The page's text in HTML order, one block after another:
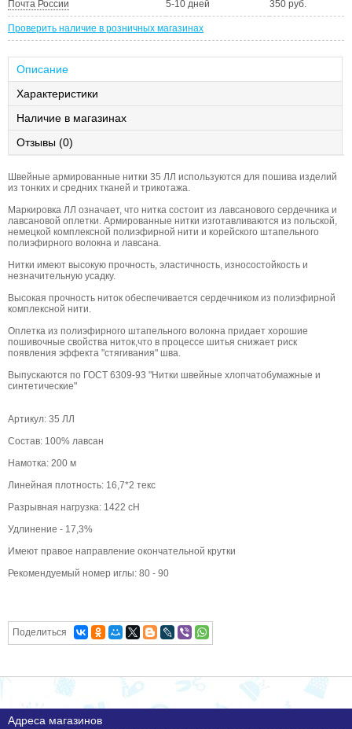
Почта России 5-10 дней 350 руб.
Проверить наличие в розничных магазинах
Описание
Характеристики
Наличие в магазинах
Отзывы (0)
Швейные армированные нитки 35 ЛЛ используются для пошива изделий
из тонких и средних тканей и трикотажа.
Маркировка ЛЛ означает, что нитка состоит из лавсанового сердечника и
лавсановой оплетки. Армированные нитки изготавливаются из польской,
немецкой комплексной полиэфирной нити и корейского штапельного
полиэфирного волокна и лавсана.
Нитки имеют высокую прочность, эластичность, износостойкость и
незначительную усадку.
Высокая прочность ниток обеспечивается сердечником из полиэфирной
комплексной нити.
Оплетка из полиэфирного штапельного волокна придает хорошие
пошивочные свойства ниток,что в процессе шитья снижает риск
появления эффекта "стягивания" шва.
Выпускаются по ГОСТ 6309-93 "Нитки швейные хлопчатобумажные и
синтетические"
Артикул: 35 ЛЛ
Состав: 100% лавсан
Намотка: 200 м
Линейная плотность: 16,7*2 текс
Разрывная нагрузка: 1422 сН
Удлинение - 17,3%
Имеют правое направление окончательной крутки
Рекомендуемый номер иглы: 80 - 90
Поделиться
Адреса магазинов